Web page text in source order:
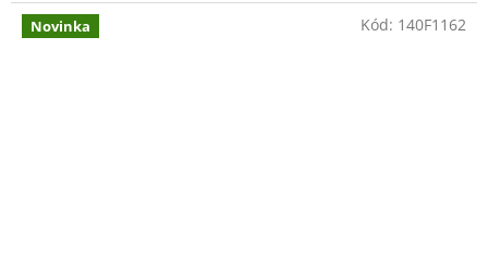
Novinka Kód: 140F1162